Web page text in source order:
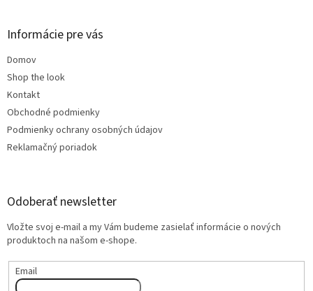
Informácie pre vás
Domov
Shop the look
Kontakt
Obchodné podmienky
Podmienky ochrany osobných údajov
Reklamačný poriadok
Odoberať newsletter
Vložte svoj e-mail a my Vám budeme zasielať informácie o nových
produktoch na našom e-shope.
Email